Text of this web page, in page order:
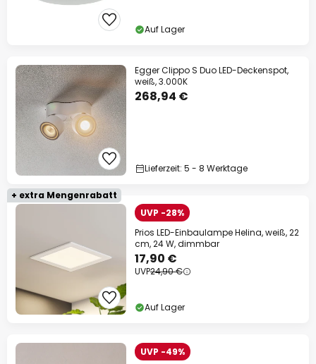
Auf Lager
Egger Clippo S Duo LED-Deckenspot,
weiß, 3.000K
268,94 €
Lieferzeit: 5 - 8 Werktage
+ extra Mengenrabatt
UVP -28%
Prios LED-Einbaulampe Helina, weiß, 22
cm, 24 W, dimmbar
17,90 €
UVP24,90 €
Auf Lager
UVP -49%